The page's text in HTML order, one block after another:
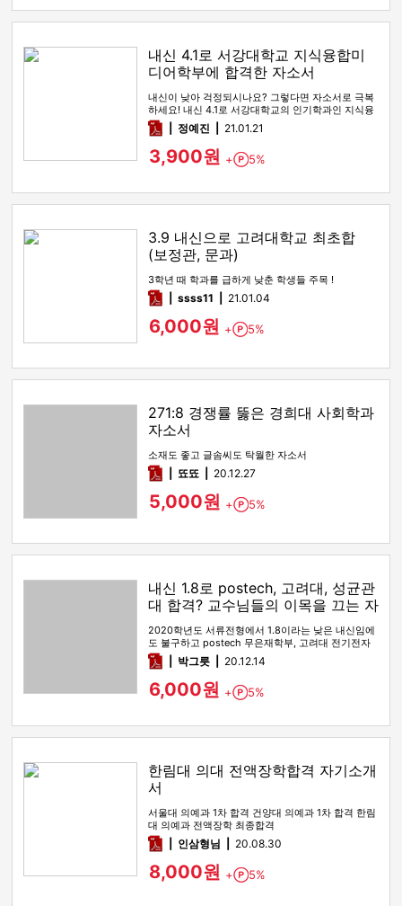
내신 4.1로 서강대학교 지식융합미
디어학부에 합격한 자소서
내신이 낮아 걱정되시나요? 그렇다면 자소서로 극복
하세요! 내신 4.1로 서강대학교의 인기학과인 지식융
합미디어학부에 합격한 자…
pdf정예진 21.01.21
3,900원 + Point
5%
3.9 내신으로 고려대학교 최초합
(보정관, 문과)
3학년 때 학과를 급하게 낮춘 학생들 주목 !
pdfssss11 21.01.04
6,000원 + Point
5%
271:8 경쟁률 뚫은 경희대 사회학과
자소서
소재도 좋고 글솜씨도 탁월한 자소서
pdf뚀뚀 20.12.27
5,000원 + Point
5%
내신 1.8로 postech, 고려대, 성균관
대 합격? 교수님들의 이목을 끄는 자
소서!
2020학년도 서류전형에서 1.8이라는 낮은 내신임에
도 불구하고 postech 무은재학부, 고려대 전기전자
공학부, 성균관대학…
pdf박그릇 20.12.14
6,000원 + Point
5%
한림대 의대 전액장학합격 자기소개
서
서울대 의예과 1차 합격 건양대 의예과 1차 합격 한림
대 의예과 전액장학 최종합격
pdf인삼형님 20.08.30
8,000원 + Point
5%